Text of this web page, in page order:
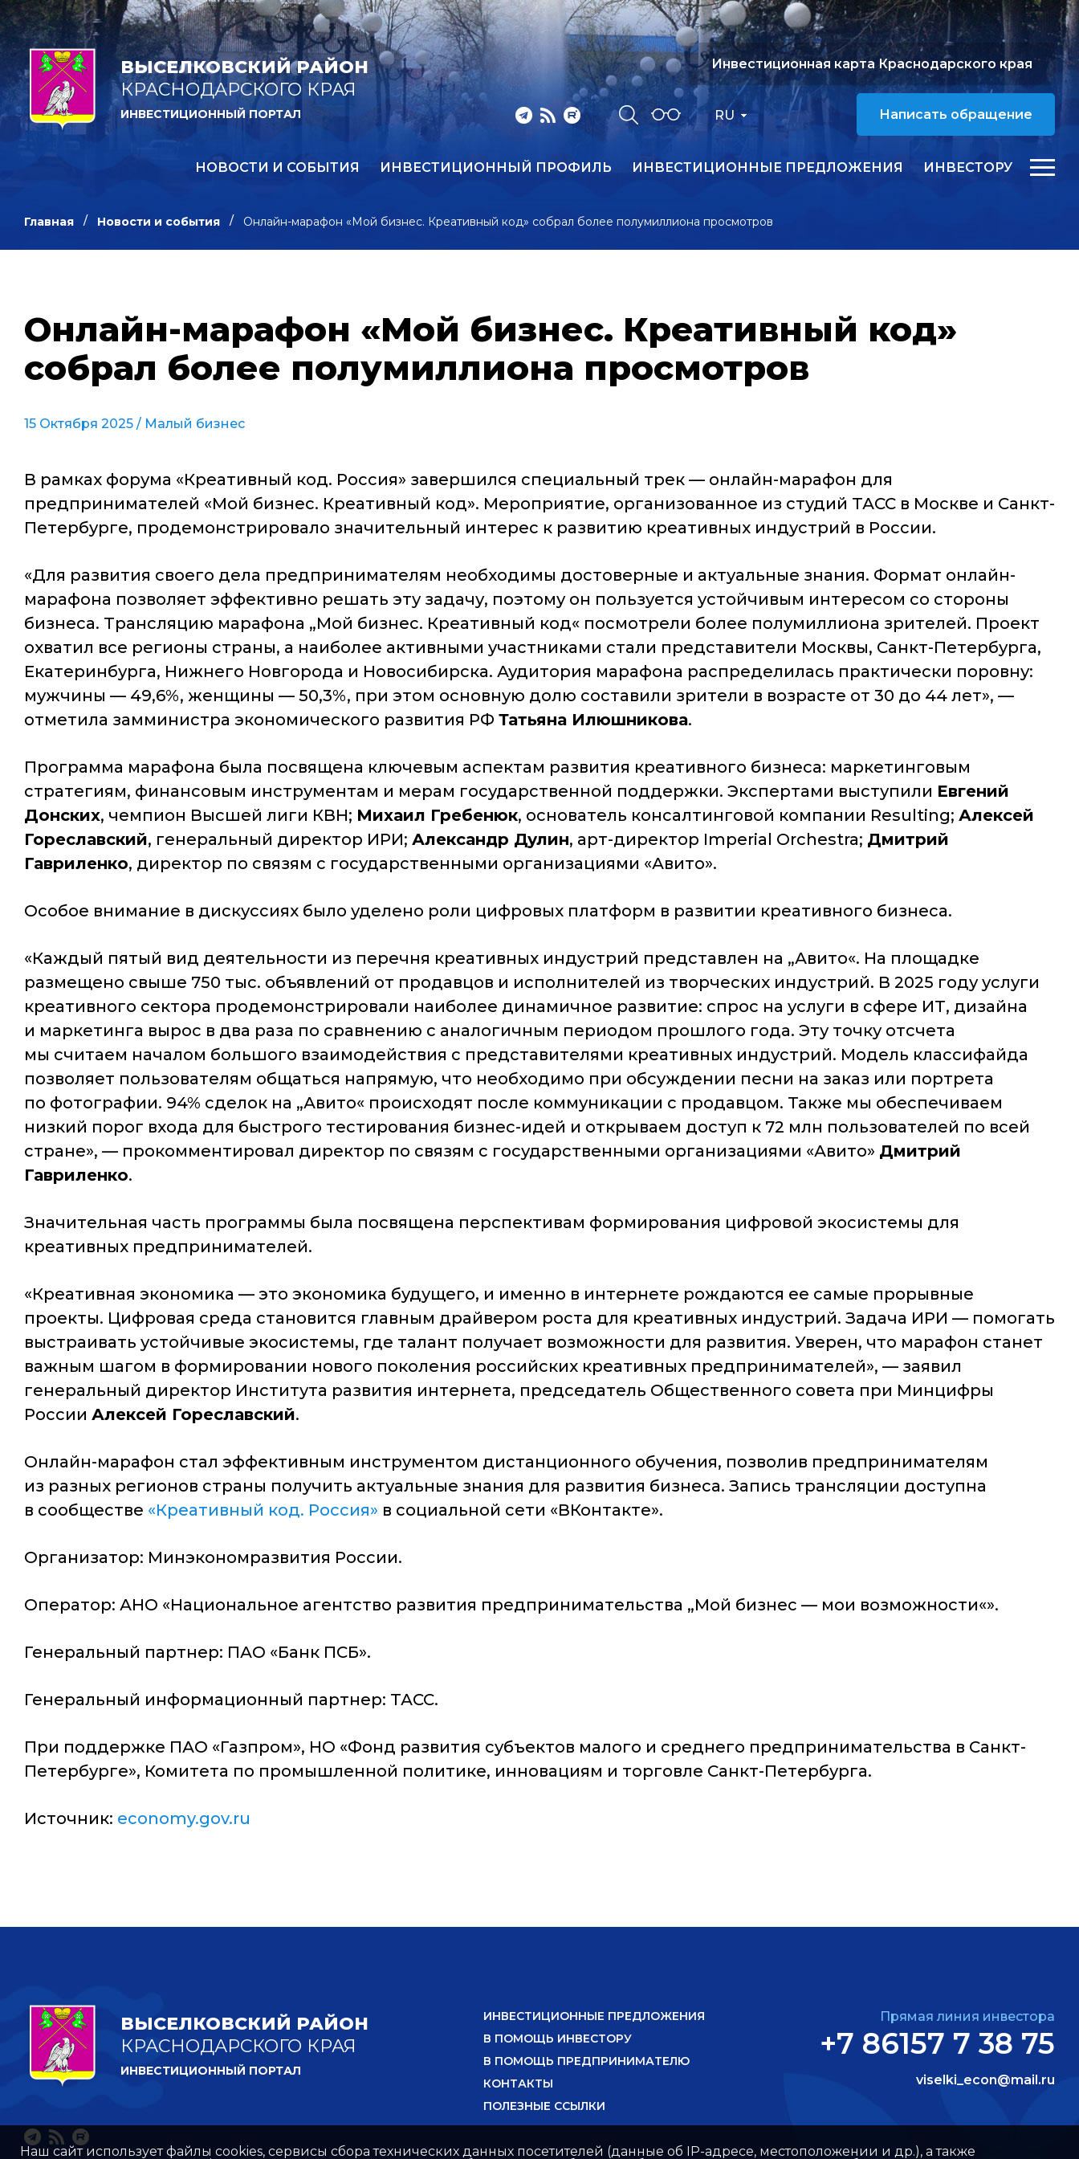
ВЫСЕЛКОВСКИЙ РАЙОН
КРАСНОДАРСКОГО КРАЯ
ИНВЕСТИЦИОННЫЙ ПОРТАЛ RU
Инвестиционная карта Краснодарского края
Написать обращение
НОВОСТИ И СОБЫТИЯ ИНВЕСТИЦИОННЫЙ ПРОФИЛЬ ИНВЕСТИЦИОННЫЕ ПРЕДЛОЖЕНИЯ ИНВЕСТОРУ
Главная Новости и события Онлайн-марафон «Мой бизнес. Креативный код» собрал более полумиллиона просмотров
Онлайн-марафон «Мой бизнес. Креативный код»
собрал более полумиллиона просмотров
15 Октября 2025 / Малый бизнес
В рамках форума «Креативный код. Россия» завершился специальный трек — онлайн-марафон для
предпринимателей «Мой бизнес. Креативный код». Мероприятие, организованное из студий ТАСС в Москве и Санкт-
Петербурге, продемонстрировало значительный интерес к развитию креативных индустрий в России.
«Для развития своего дела предпринимателям необходимы достоверные и актуальные знания. Формат онлайн-
марафона позволяет эффективно решать эту задачу, поэтому он пользуется устойчивым интересом со стороны
бизнеса. Трансляцию марафона „Мой бизнес. Креативный код« посмотрели более полумиллиона зрителей. Проект
охватил все регионы страны, а наиболее активными участниками стали представители Москвы, Санкт-Петербурга,
Екатеринбурга, Нижнего Новгорода и Новосибирска. Аудитория марафона распределилась практически поровну:
мужчины — 49,6%, женщины — 50,3%, при этом основную долю составили зрители в возрасте от 30 до 44 лет», —
отметила замминистра экономического развития РФ Татьяна Илюшникова.
Программа марафона была посвящена ключевым аспектам развития креативного бизнеса: маркетинговым
стратегиям, финансовым инструментам и мерам государственной поддержки. Экспертами выступили Евгений
Донских, чемпион Высшей лиги КВН; Михаил Гребенюк, основатель консалтинговой компании Resulting; Алексей
Гореславский, генеральный директор ИРИ; Александр Дулин, арт-директор Imperial Orchestra; Дмитрий
Гавриленко, директор по связям с государственными организациями «Авито».
Особое внимание в дискуссиях было уделено роли цифровых платформ в развитии креативного бизнеса.
«Каждый пятый вид деятельности из перечня креативных индустрий представлен на „Авито«. На площадке
размещено свыше 750 тыс. объявлений от продавцов и исполнителей из творческих индустрий. В 2025 году услуги
креативного сектора продемонстрировали наиболее динамичное развитие: спрос на услуги в сфере ИТ, дизайна
и маркетинга вырос в два раза по сравнению с аналогичным периодом прошлого года. Эту точку отсчета
мы считаем началом большого взаимодействия с представителями креативных индустрий. Модель классифайда
позволяет пользователям общаться напрямую, что необходимо при обсуждении песни на заказ или портрета
по фотографии. 94% сделок на „Авито« происходят после коммуникации с продавцом. Также мы обеспечиваем
низкий порог входа для быстрого тестирования бизнес-идей и открываем доступ к 72 млн пользователей по всей
стране», — прокомментировал директор по связям с государственными организациями «Авито» Дмитрий
Гавриленко.
Значительная часть программы была посвящена перспективам формирования цифровой экосистемы для
креативных предпринимателей.
«Креативная экономика — это экономика будущего, и именно в интернете рождаются ее самые прорывные
проекты. Цифровая среда становится главным драйвером роста для креативных индустрий. Задача ИРИ — помогать
выстраивать устойчивые экосистемы, где талант получает возможности для развития. Уверен, что марафон станет
важным шагом в формировании нового поколения российских креативных предпринимателей», — заявил
генеральный директор Института развития интернета, председатель Общественного совета при Минцифры
России Алексей Гореславский.
Онлайн-марафон стал эффективным инструментом дистанционного обучения, позволив предпринимателям
из разных регионов страны получить актуальные знания для развития бизнеса. Запись трансляции доступна
в сообществе «Креативный код. Россия» в социальной сети «ВКонтакте».
Организатор: Минэкономразвития России.
Оператор: АНО «Национальное агентство развития предпринимательства „Мой бизнес — мои возможности«».
Генеральный партнер: ПАО «Банк ПСБ».
Генеральный информационный партнер: ТАСС.
При поддержке ПАО «Газпром», НО «Фонд развития субъектов малого и среднего предпринимательства в Санкт-
Петербурге», Комитета по промышленной политике, инновациям и торговле Санкт-Петербурга.
Источник: economy.gov.ru
ВЫСЕЛКОВСКИЙ РАЙОН
КРАСНОДАРСКОГО КРАЯ
ИНВЕСТИЦИОННЫЙ ПОРТАЛ
ИНВЕСТИЦИОННЫЕ ПРЕДЛОЖЕНИЯ
В ПОМОЩЬ ИНВЕСТОРУ
В ПОМОЩЬ ПРЕДПРИНИМАТЕЛЮ
КОНТАКТЫ
ПОЛЕЗНЫЕ ССЫЛКИ
Прямая линия инвестора
+7 86157 7 38 75
viselki_econ@mail.ru
Наш сайт использует файлы cookies, сервисы сбора технических данных посетителей (данные об IP-адресе, местоположении и др.), а также